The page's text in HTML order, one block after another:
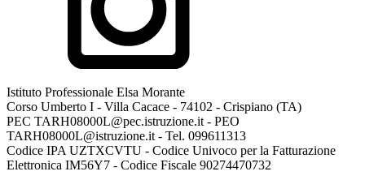
Istituto Professionale Elsa Morante
Corso Umberto I - Villa Cacace - 74102 - Crispiano (TA)
PEC TARH08000L@pec.istruzione.it - PEO
TARH08000L@istruzione.it - Tel. 099611313
Codice IPA UZTXCVTU - Codice Univoco per la Fatturazione
Elettronica IM56Y7 - Codice Fiscale 90274470732